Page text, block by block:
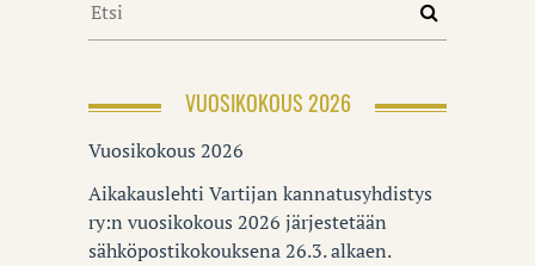
VUOSIKOKOUS 2026
Vuosikokous 2026
Aikakauslehti Vartijan kannatusyhdistys
ry:n vuosikokous 2026 järjestetään
sähköpostikokouksena 26.3. alkaen.